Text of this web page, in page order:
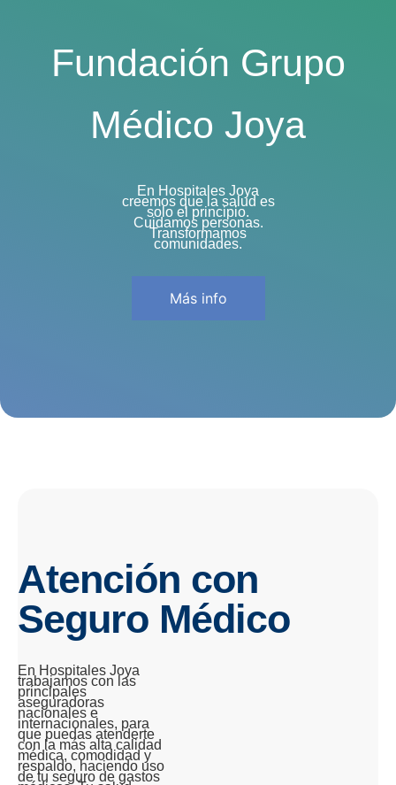
Fundación Grupo
Médico Joya
En Hospitales Joya
creemos que la salud es
solo el principio.
Cuidamos personas.
Transformamos
comunidades.
Más info
Atención con
Seguro Médico
En Hospitales Joya
trabajamos con las
principales
aseguradoras
nacionales e
internacionales, para
que puedas atenderte
con la más alta calidad
médica, comodidad y
respaldo, haciendo uso
de tu seguro de gastos